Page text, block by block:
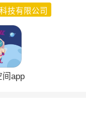
技有限公司
间app